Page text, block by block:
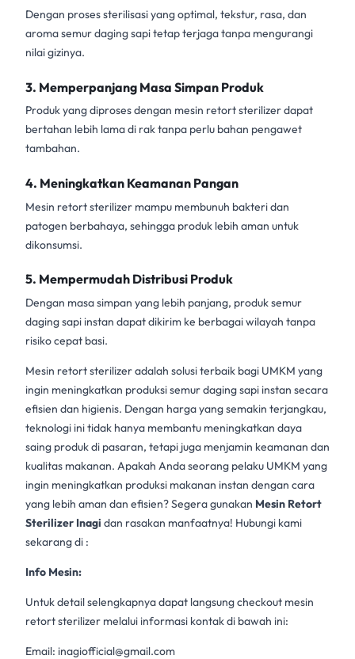
Dengan proses sterilisasi yang optimal, tekstur, rasa, dan
aroma semur daging sapi tetap terjaga tanpa mengurangi
nilai gizinya.
3. Memperpanjang Masa Simpan Produk
Produk yang diproses dengan mesin retort sterilizer dapat
bertahan lebih lama di rak tanpa perlu bahan pengawet
tambahan.
4. Meningkatkan Keamanan Pangan
Mesin retort sterilizer mampu membunuh bakteri dan
patogen berbahaya, sehingga produk lebih aman untuk
dikonsumsi.
5. Mempermudah Distribusi Produk
Dengan masa simpan yang lebih panjang, produk semur
daging sapi instan dapat dikirim ke berbagai wilayah tanpa
risiko cepat basi.
Mesin retort sterilizeradalah solusi terbaik bagi UMKM yang
ingin meningkatkan produksi semur daging sapi instan secara
efisien dan higienis. Dengan harga yang semakin terjangkau,
teknologi ini tidak hanya membantu meningkatkan daya
saing produk di pasaran, tetapi juga menjamin keamanan dan
kualitas makanan. Apakah Anda seorang pelaku UMKM yang
ingin meningkatkan produksi makanan instan dengan cara
yang lebih aman dan efisien? Segera gunakan Mesin Retort
Sterilizer Inagi dan rasakan manfaatnya! Hubungi kami
sekarang di :
Info Mesin:
Untuk detail selengkapnya dapat langsung checkout mesin
retort sterilizer melalui informasi kontak di bawah ini:
Email: inagiofficial@gmail.com